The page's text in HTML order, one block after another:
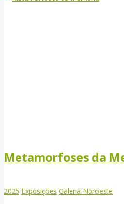
Metamorfoses da
2025 Exposições Galeria Noroeste